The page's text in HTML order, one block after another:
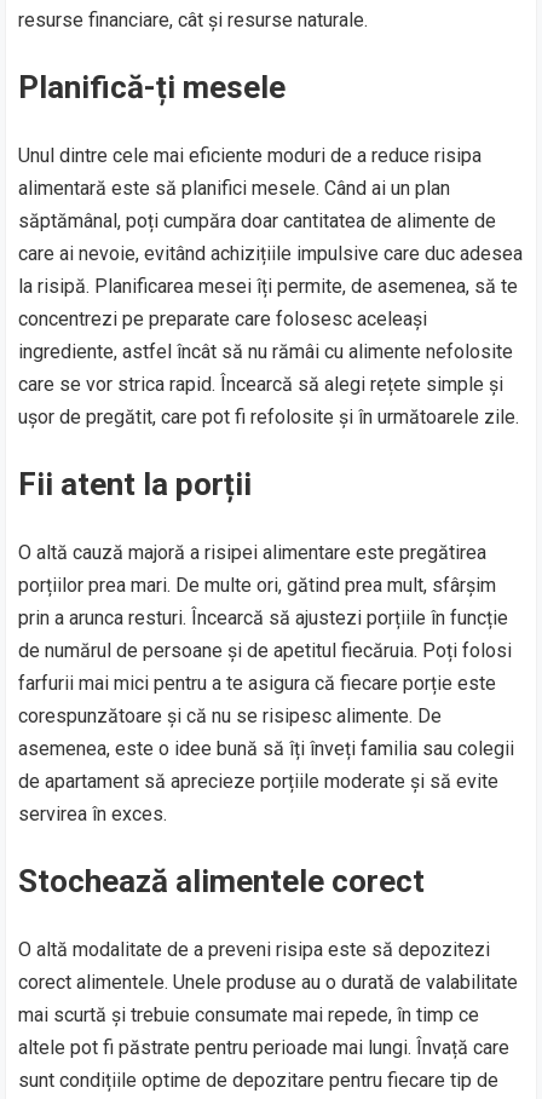
resurse financiare, cât și resurse naturale.
Planifică-ți mesele
Unul dintre cele mai eficiente moduri de a reduce risipa
alimentară este să planifici mesele. Când ai un plan
săptămânal, poți cumpăra doar cantitatea de alimente de
care ai nevoie, evitând achizițiile impulsive care duc adesea
la risipă. Planificarea mesei îți permite, de asemenea, să te
concentrezi pe preparate care folosesc aceleași
ingrediente, astfel încât să nu rămâi cu alimente nefolosite
care se vor strica rapid. Încearcă să alegi rețete simple și
ușor de pregătit, care pot fi refolosite și în următoarele zile.
Fii atent la porții
O altă cauză majoră a risipei alimentare este pregătirea
porțiilor prea mari. De multe ori, gătind prea mult, sfârșim
prin a arunca resturi. Încearcă să ajustezi porțiile în funcție
de numărul de persoane și de apetitul fiecăruia. Poți folosi
farfurii mai mici pentru a te asigura că fiecare porție este
corespunzătoare și că nu se risipesc alimente. De
asemenea, este o idee bună să îți înveți familia sau colegii
de apartament să aprecieze porțiile moderate și să evite
servirea în exces.
Stochează alimentele corect
O altă modalitate de a preveni risipa este să depozitezi
corect alimentele. Unele produse au o durată de valabilitate
mai scurtă și trebuie consumate mai repede, în timp ce
altele pot fi păstrate pentru perioade mai lungi. Învață care
sunt condițiile optime de depozitare pentru fiecare tip de